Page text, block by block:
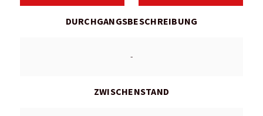
DURCHGANGSBESCHREIBUNG
-
ZWISCHENSTAND